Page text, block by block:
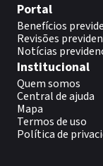
Portal
Benefícios
Revisões
Notícias
Institucional
Quem somos
Central de ajuda
Mapa
Termos de uso
Política de